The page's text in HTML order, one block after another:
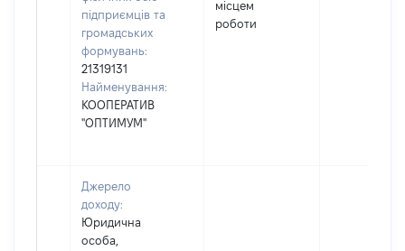
підприємців та
громадських
формувань:
21319131
Найменування:
КООПЕРАТИВ
"ОПТИМУМ"
місцем
роботи
Джерело
доходу:
Юридична
особа,